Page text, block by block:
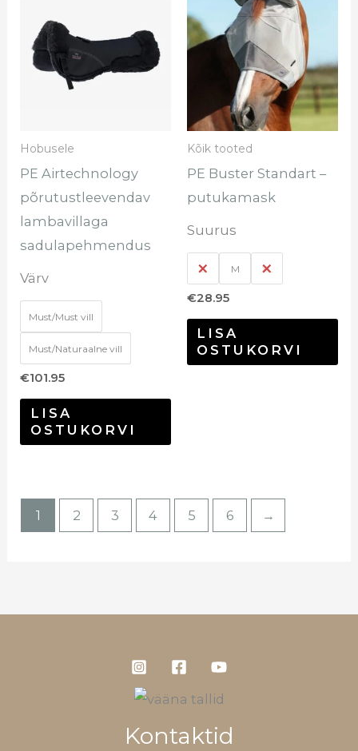
Hobusele
PE Airtechnology
põrutustleevendav
lambavillaga
sadulapehmendus
Värv
Must/Must vill
Must/Naturaalne vill
€101.95
LISA
OSTUKORVI
tootel
on
Valikuid
saab
tootelehel.
Kõik tooted
PE Buster Standart –
putukamask
Suurus
L M XL
€28.95
LISA
OSTUKORVI
1 2 3 4 5 6 →
Kontaktid